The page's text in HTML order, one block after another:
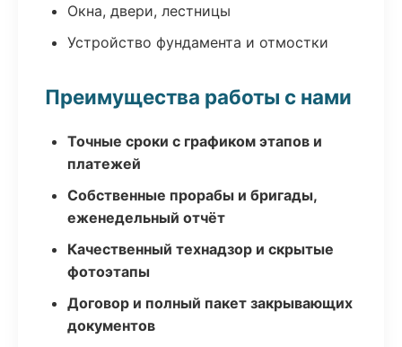
Окна, двери, лестницы
Устройство фундамента и отмостки
Преимущества работы с нами
Точные сроки с графиком этапов и
платежей
Собственные прорабы и бригады,
еженедельный отчёт
Качественный технадзор и скрытые
фотоэтапы
Договор и полный пакет закрывающих
документов